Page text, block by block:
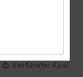
Verifizierter Kauf